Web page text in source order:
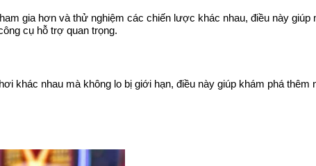
gia hơn và thử nghiệm các chiến lược khác nhau, điều này giúp
cụ hỗ trợ quan trọng.
khác nhau mà không lo bị giới hạn, điều này giúp khám phá thêm